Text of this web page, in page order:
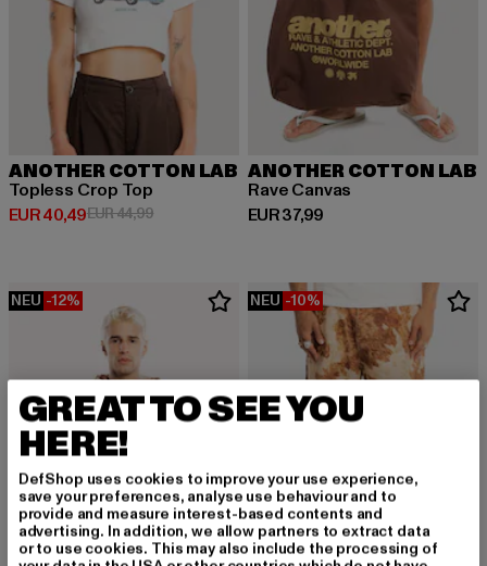
ANOTHER COTTON LAB
Topless Crop Top
EUR 40,49
Derzeitiger Preis: EUR 40,49
EUR 44,99Aktionspreis: EUR 44,99
ANOTHER COTTON LAB
Rave Canvas
EUR 37,99
Derzeitiger Preis: EUR 37,99
NEU -12% NEU -10%
GREAT TO SEE YOU
HERE!
DefShop uses cookies to improve your use experience,
save your preferences, analyse use behaviour and to
provide and measure interest-based contents and
advertising. In addition, we allow partners to extract data
or to use cookies. This may also include the processing of